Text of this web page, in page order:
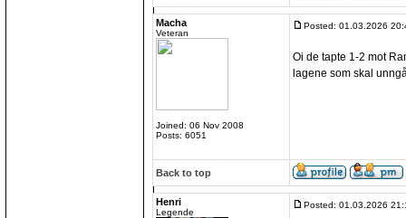
Macha
Veteran
Joined: 06 Nov 2008
Posts: 6051
Posted: 01.03.2026
Oi de tapte 1-2 mot
lagene som skal
Back to top
Henri
Legende
Posted: 01.03.2026